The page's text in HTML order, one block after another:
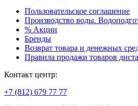
Пользовательское соглашение
Производство воды.
% Акции
Бренды
Возврат товара и денежных
Правила продажи товаров
Контакт центр:
+7 (812) 679 77 77